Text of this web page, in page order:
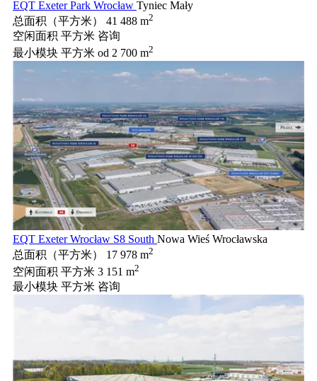
EQT Exeter Park Wrocław Tyniec Mały
总面积（平方米）
41 488 m2
空闲面积 平方米 咨询
最小模块 平方米 od 2 700 m2
EQT Exeter Wrocław S8 South Nowa Wieś Wrocławska
总面积（平方米）
17 978 m2
空闲面积 平方米 3 151 m2
最小模块 平方米 咨询